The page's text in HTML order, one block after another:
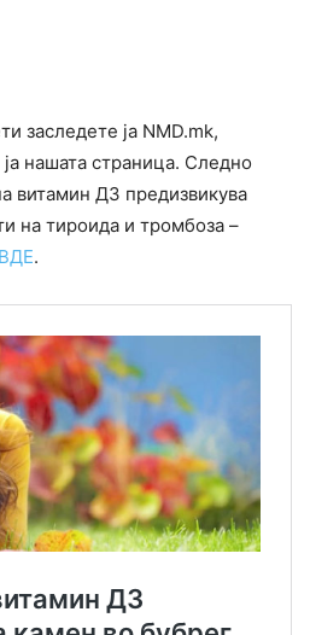
заследете ја NMD.mk,
ја нашата страница. Следно
витамин Д3 предизвикува
на тироида и тромбоза –
.